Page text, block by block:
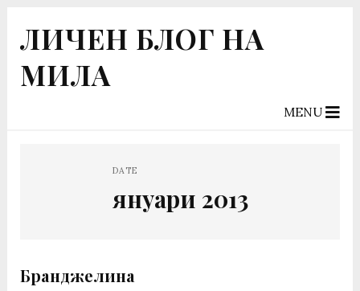
ЛИЧЕН БЛОГ НА
МИЛА
MENU
DATE
януари 2013
Бранджелина